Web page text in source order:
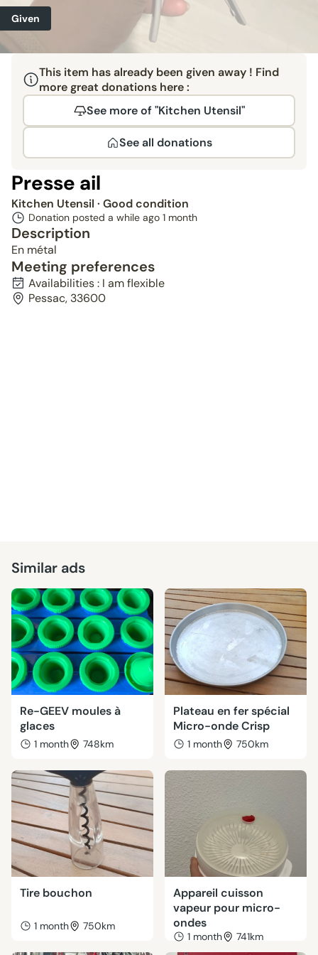
Given
This item has already been given away ! Find
more great donations here :
See more of "Kitchen Utensil"
See all donations
Presse ail
Kitchen Utensil · Good condition
Donation posted a while ago 1 month
Description
En métal
Meeting preferences
Availabilities : I am flexible
Pessac, 33600
Similar ads
Re-GEEV moules à
glaces
1 month 748km
Plateau en fer spécial
Micro-onde Crisp
1 month 750km
Tire bouchon
1 month 750km
Appareil cuisson
vapeur pour micro-
ondes
1 month 741km